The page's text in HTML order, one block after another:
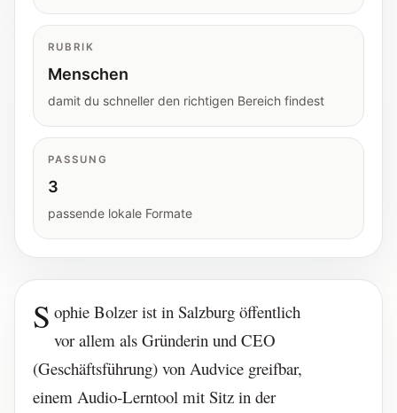
Was neu, geprüft oder erweitert wurde.
RUBRIK
Menschen
damit du schneller den richtigen Bereich findest
PASSUNG
3
passende lokale Formate
S ophie Bolzer ist in Salzburg öffentlich
vor allem als Gründerin und CEO
(Geschäftsführung) von Audvice greifbar,
einem Audio-Lerntool mit Sitz in der